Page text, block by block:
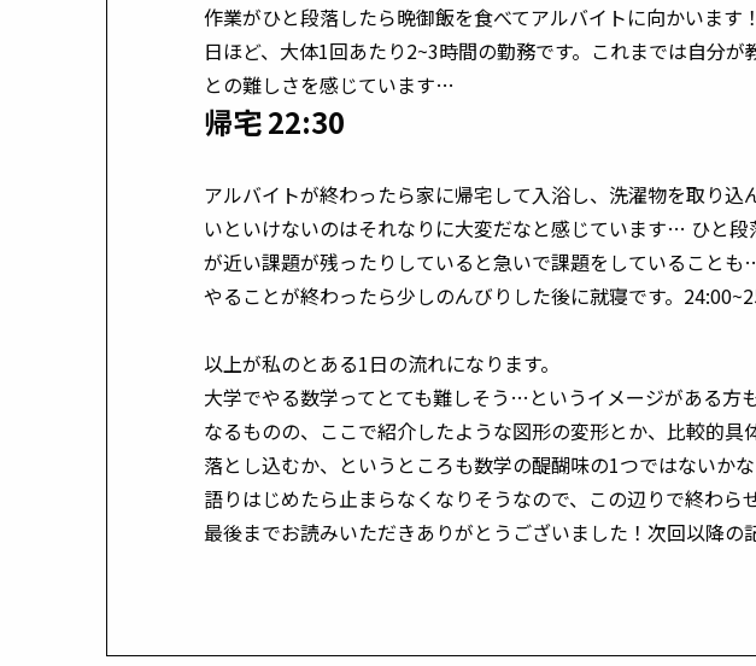
作業がひと段落したら晩御飯を食べてアルバイトに向かいま
日ほど、大体1回あたり2~3時間の勤務です。これまでは自分
との難しさを感じています…
帰宅 22:30
アルバイトが終わったら家に帰宅して入浴し、洗濯物を取り
いといけないのはそれなりに大変だなと感じています… ひと
が近い課題が残ったりしていると急いで課題をしていることも
やることが終わったら少しのんびりした後に就寝です。
以上が私のとある1日の流れになります。
大学でやる数学ってとても難しそう…というイメージがある方
なるものの、ここで紹介したような図形の変形とか、比較的
落とし込むか、というところも数学の醍醐味の1つではないかな
語りはじめたら止まらなくなりそうなので、この辺りで終わら
最後までお読みいただきありがとうございました！次回以降の